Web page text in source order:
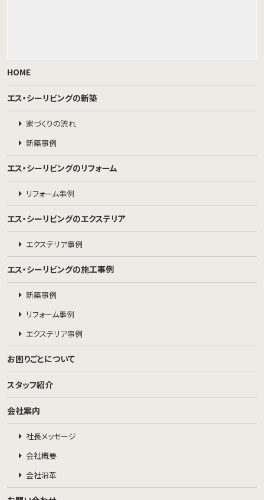
HOME
エス・シーリビングの新築
家づくりの流れ
新築事例
エス・シーリビングのリフォーム
リフォーム事例
エス・シーリビングのエクステリア
エクステリア事例
エス・シーリビングの施工事例
新築事例
リフォーム事例
エクステリア事例
お困りごとについて
スタッフ紹介
会社案内
社長メッセージ
会社概要
会社沿革